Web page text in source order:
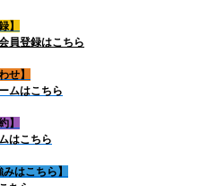
】
員登録はこちら
せ】
ムはこちら
】
はこちら
はこちら】